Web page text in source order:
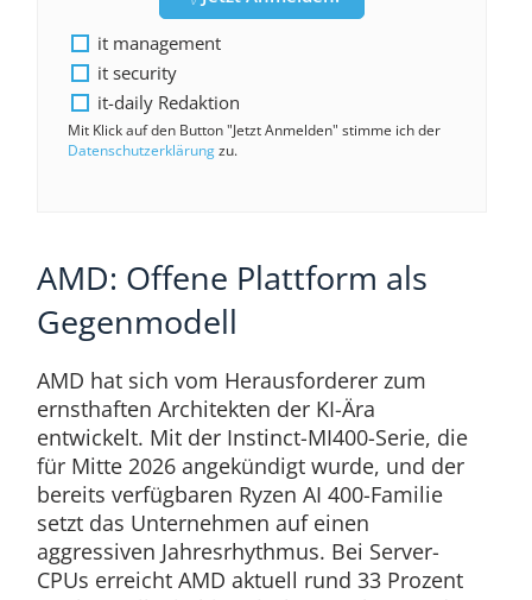
it management
it security
it-daily Redaktion
Mit Klick auf den Button "Jetzt Anmelden" stimme ich der
Datenschutzerklärungzu.
AMD: Offene Plattform als
Gegenmodell
AMD hat sich vom Herausforderer zum
ernsthaften Architekten der KI-Ära
entwickelt. Mit der Instinct-MI400-Serie, die
für Mitte 2026 angekündigt wurde, und der
bereits verfügbaren Ryzen AI 400-Familie
setzt das Unternehmen auf einen
aggressiven Jahresrhythmus. Bei Server-
CPUs erreicht AMD aktuell rund 33 Prozent